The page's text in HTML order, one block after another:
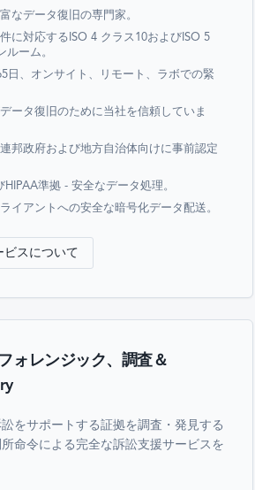
なデータ復旧の専門家。
に対応するISO 4 クラス10およびISO 5
ルーム。
日、オンサイト、リモート、ラボでの緊
ータ復旧のために当社を信頼していま
邦政府および地方自治体向けに事前認定
HIPAA準拠 - 安全なデータ処理。
イアントへの安全な暗号化データ配送。
ビスについて
ォレンジック、調査＆
をサポートする証拠を調査・発見する
命令による完全な訴訟支援サービスを